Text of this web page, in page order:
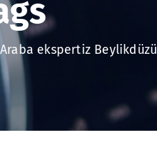
ekspertiz Beylikdüzü